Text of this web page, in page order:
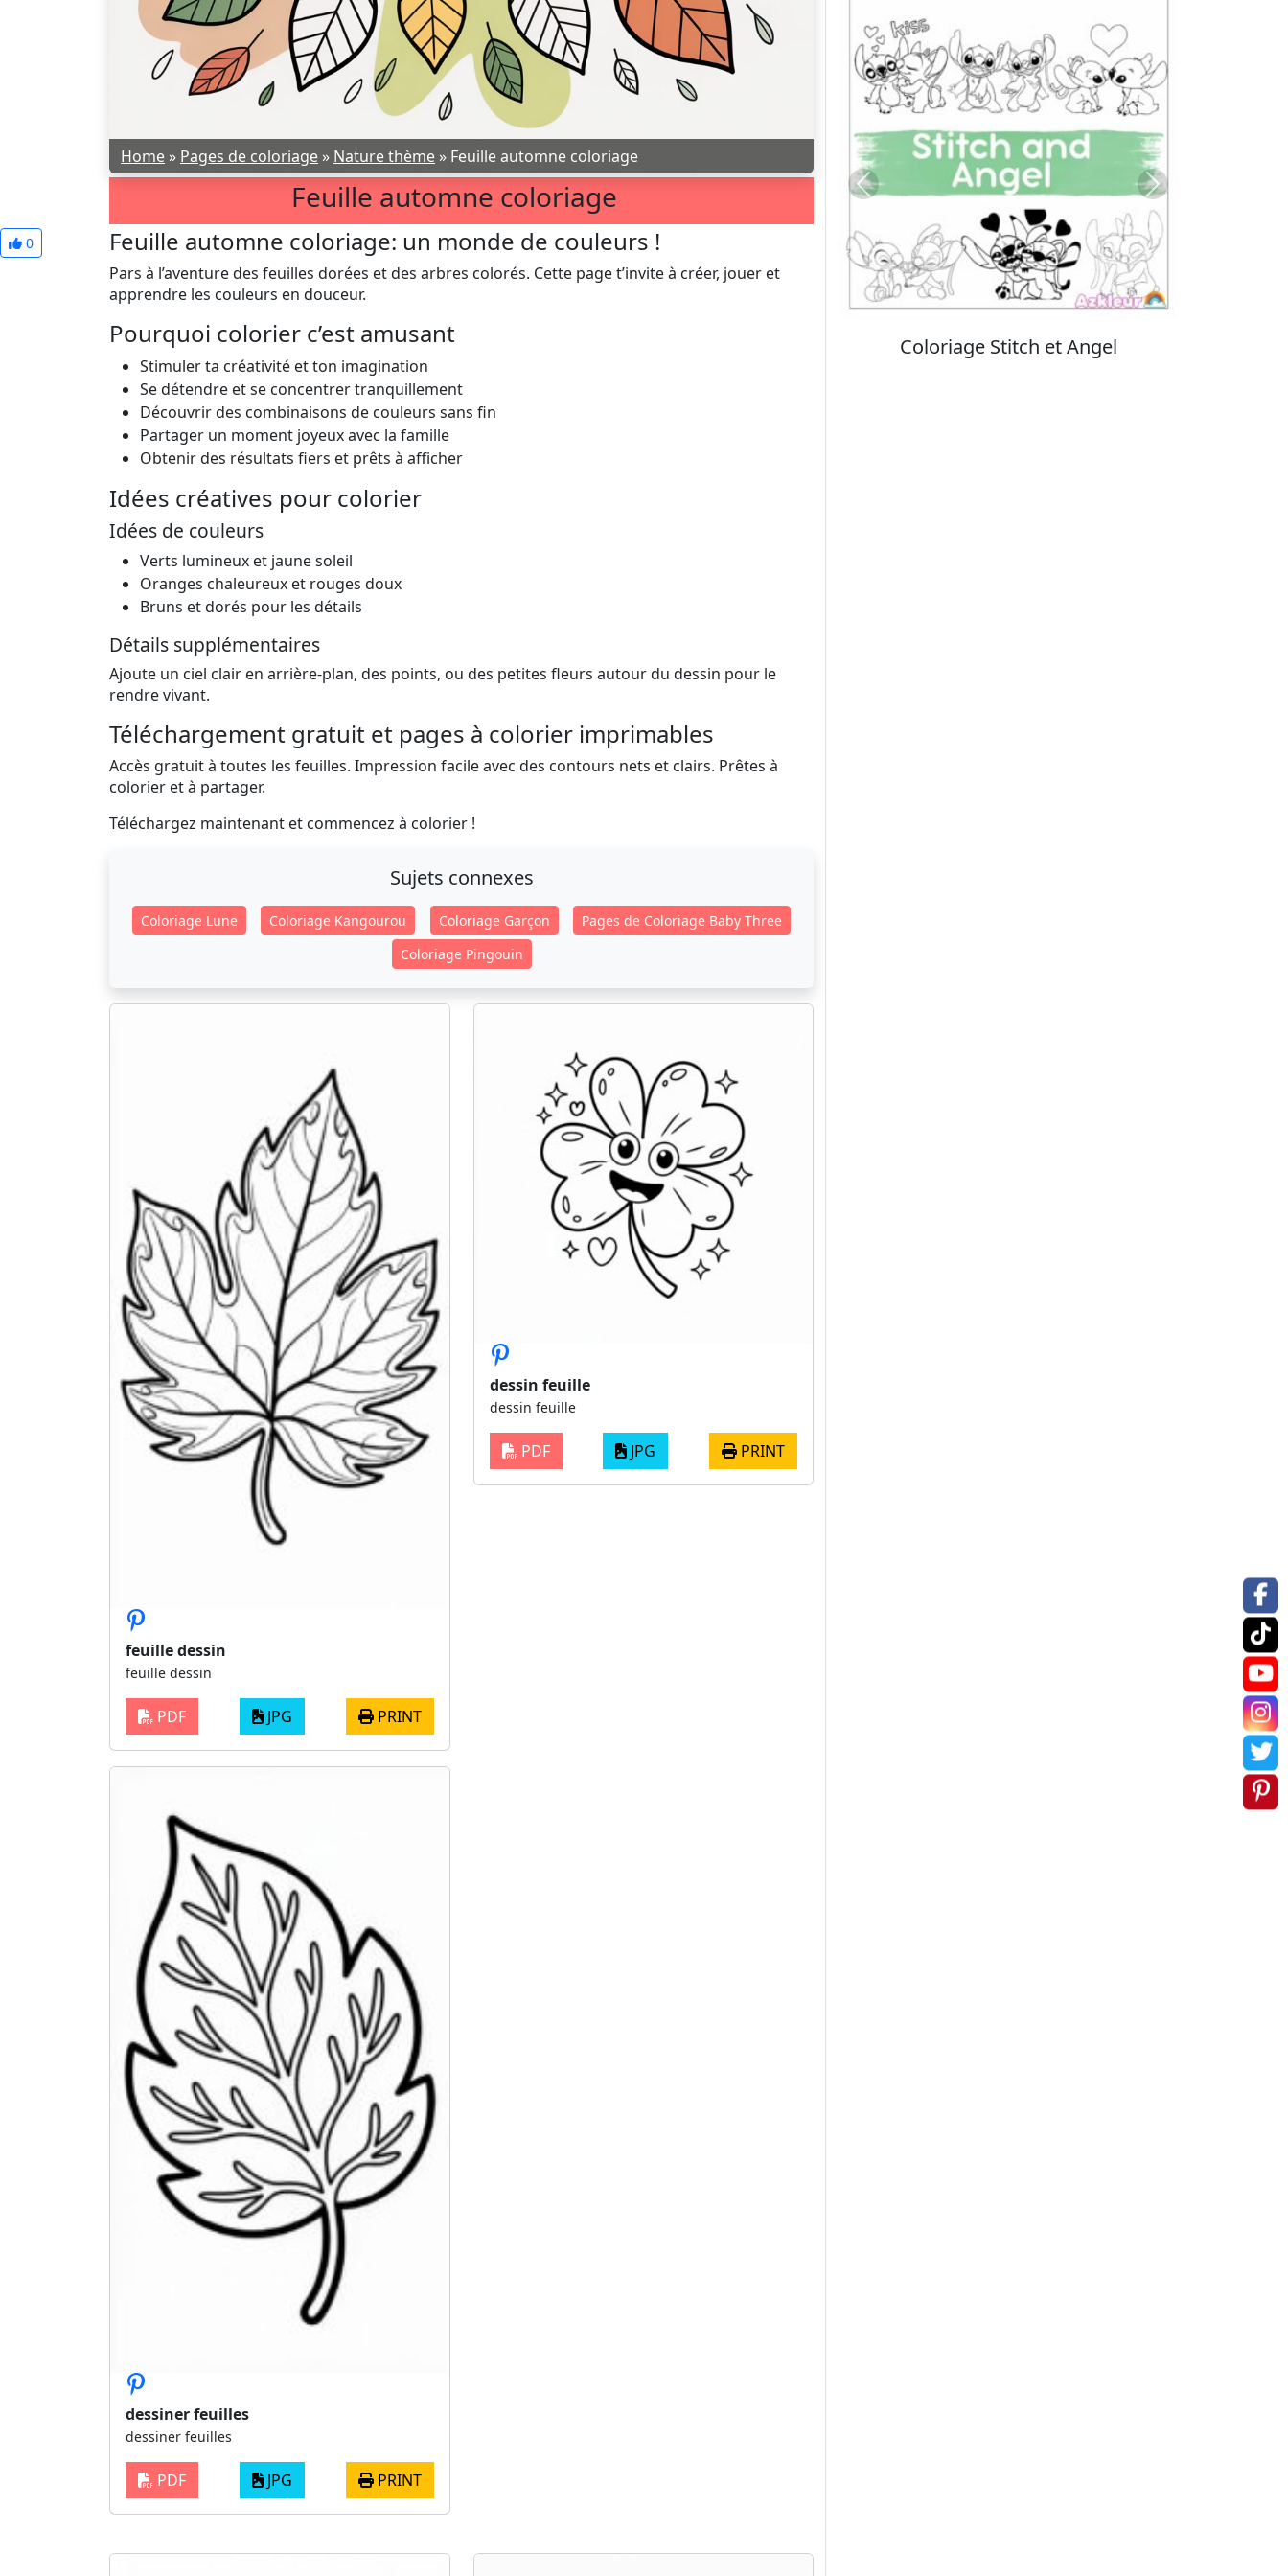
Home » Pages de coloriage » Nature thème » Feuille automne coloriage
Feuille automne coloriage
0 Feuille automne coloriage: un monde de couleurs !
Pars à l’aventure des feuilles dorées et des arbres colorés. Cette page t’invite à créer, jouer et
apprendre les couleurs en douceur.
Pourquoi colorier c’est amusant
Stimuler ta créativité et ton imagination
Se détendre et se concentrer tranquillement
Découvrir des combinaisons de couleurs sans fin
Partager un moment joyeux avec la famille
Obtenir des résultats fiers et prêts à afficher
Idées créatives pour colorier
Idées de couleurs
Verts lumineux et jaune soleil
Oranges chaleureux et rouges doux
Bruns et dorés pour les détails
Détails supplémentaires
Ajoute un ciel clair en arrière-plan, des points, ou des petites fleurs autour du dessin pour le
rendre vivant.
Téléchargement gratuit et pages à colorier imprimables
Accès gratuit à toutes les feuilles. Impression facile avec des contours nets et clairs. Prêtes à
colorier et à partager.
Téléchargez maintenant et commencez à colorier !
Sujets connexes
Coloriage Lune Coloriage Kangourou Coloriage Garçon
Pages de Coloriage Baby Three
Coloriage Pingouin
feuille dessin
feuille dessin
PDF JPG PRINT
dessin feuille
dessin feuille
PDF JPG PRINT
dessiner feuilles
dessiner feuilles
PDF JPG PRINT
Coloriage Stitch
Previous Next